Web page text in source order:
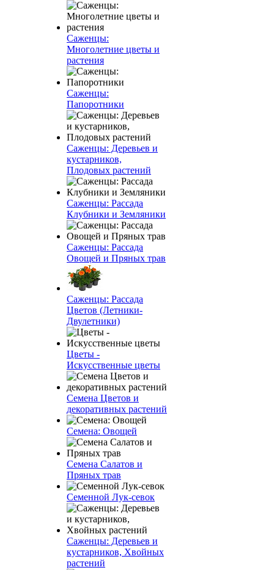
Саженцы:
Многолетние цветы и
растения
Саженцы:
Папоротники
Саженцы: Деревьев и
кустарников,
Плодовых растений
Саженцы: Рассада
Клубники и Земляники
Саженцы: Рассада
Овощей и Пряных трав
Саженцы: Рассада
Цветов (Летники-
Двулетники)
Цветы -
Искусственные цветы
Семена Цветов и
декоративных растений
Семена: Овощей
Семена Салатов и
Пряных трав
Семенной Лук-севок
Саженцы: Деревьев и
кустарников, Хвойных
растений